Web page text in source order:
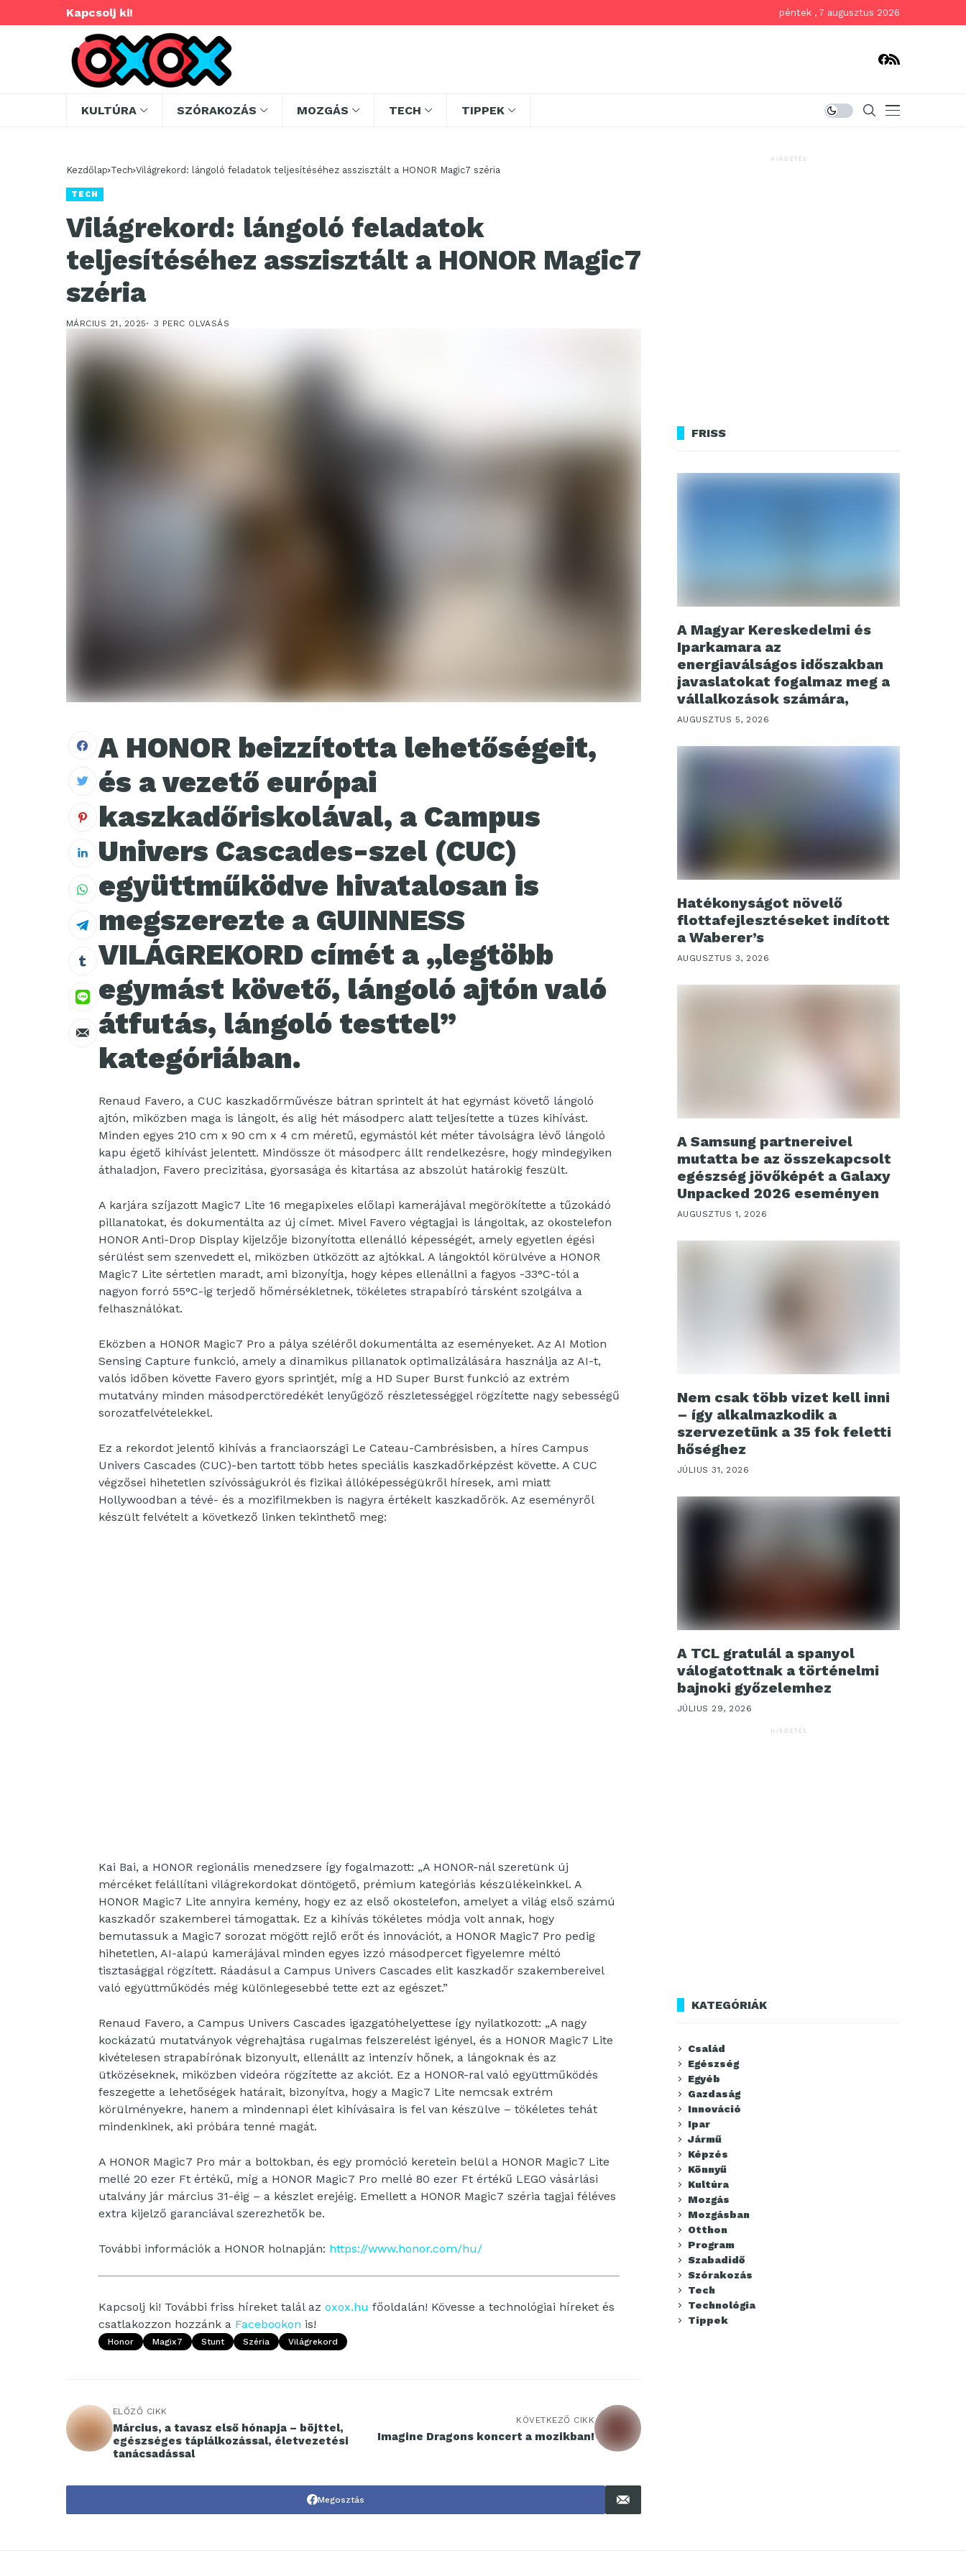
Kapcsolj ki! péntek , 7 augusztus 2026
KULTÚRA SZÓRAKOZÁS MOZGÁS TECH TIPPEK
Kezdőlap Tech Világrekord: lángoló feladatok teljesítéséhez asszisztált a HONOR Magic7 széria
TECH
Világrekord: lángoló feladatok
teljesítéséhez asszisztált a HONOR Magic7
széria
MÁRCIUS 21, 2025 3 PERC OLVASÁS
A HONOR beizzította lehetőségeit,
és a vezető európai
kaszkadőriskolával, a Campus
Univers Cascades-szel (CUC)
együttműködve hivatalosan is
megszerezte a GUINNESS
VILÁGREKORD címét a „legtöbb
egymást követő, lángoló ajtón való
átfutás, lángoló testtel”
kategóriában.
Renaud Favero, a CUC kaszkadőrművésze bátran sprintelt át hat egymást követő lángoló
ajtón, miközben maga is lángolt, és alig hét másodperc alatt teljesítette a tüzes kihívást.
Minden egyes 210 cm x 90 cm x 4 cm méretű, egymástól két méter távolságra lévő lángoló
kapu égető kihívást jelentett. Mindössze öt másodperc állt rendelkezésre, hogy mindegyiken
áthaladjon, Favero precizitása, gyorsasága és kitartása az abszolút határokig feszült.
A karjára szíjazott Magic7 Lite 16 megapixeles előlapi kamerájával megörökítette a tűzokádó
pillanatokat, és dokumentálta az új címet. Mivel Favero végtagjai is lángoltak, az okostelefon
HONOR Anti-Drop Display kijelzője bizonyította ellenálló képességét, amely egyetlen égési
sérülést sem szenvedett el, miközben ütközött az ajtókkal. A lángoktól körülvéve a HONOR
Magic7 Lite sértetlen maradt, ami bizonyítja, hogy képes ellenállni a fagyos -33°C-tól a
nagyon forró 55°C-ig terjedő hőmérsékletnek, tökéletes strapabíró társként szolgálva a
felhasználókat.
Eközben a HONOR Magic7 Pro a pálya széléről dokumentálta az eseményeket. Az AI Motion
Sensing Capture funkció, amely a dinamikus pillanatok optimalizálására használja az AI-t,
valós időben követte Favero gyors sprintjét, míg a HD Super Burst funkció az extrém
mutatvány minden másodperctöredékét lenyűgöző részletességgel rögzítette nagy sebességű
sorozatfelvételekkel.
Ez a rekordot jelentő kihívás a franciaországi Le Cateau-Cambrésisben, a híres Campus
Univers Cascades (CUC)-ben tartott több hetes speciális kaszkadőrképzést követte. A CUC
végzősei hihetetlen szívósságukról és fizikai állóképességükről híresek, ami miatt
Hollywoodban a tévé- és a mozifilmekben is nagyra értékelt kaszkadőrök. Az eseményről
készült felvételt a következő linken tekinthető meg:
Kai Bai, a HONOR regionális menedzsere így fogalmazott: „A HONOR-nál szeretünk új
mércéket felállítani világrekordokat döntögető, prémium kategóriás készülékeinkkel. A
HONOR Magic7 Lite annyira kemény, hogy ez az első okostelefon, amelyet a világ első számú
kaszkadőr szakemberei támogattak. Ez a kihívás tökéletes módja volt annak, hogy
bemutassuk a Magic7 sorozat mögött rejlő erőt és innovációt, a HONOR Magic7 Pro pedig
hihetetlen, AI-alapú kamerájával minden egyes izzó másodpercet figyelemre méltó
tisztasággal rögzített. Ráadásul a Campus Univers Cascades elit kaszkadőr szakembereivel
való együttműködés még különlegesebbé tette ezt az egészet.”
Renaud Favero, a Campus Univers Cascades igazgatóhelyettese így nyilatkozott: „A nagy
kockázatú mutatványok végrehajtása rugalmas felszerelést igényel, és a HONOR Magic7 Lite
kivételesen strapabírónak bizonyult, ellenállt az intenzív hőnek, a lángoknak és az
ütközéseknek, miközben videóra rögzítette az akciót. Ez a HONOR-ral való együttműködés
feszegette a lehetőségek határait, bizonyítva, hogy a Magic7 Lite nemcsak extrém
körülményekre, hanem a mindennapi élet kihívásaira is fel van készülve – tökéletes tehát
mindenkinek, aki próbára tenné magát.
A HONOR Magic7 Pro már a boltokban, és egy promóció keretein belül a HONOR Magic7 Lite
mellé 20 ezer Ft értékű, míg a HONOR Magic7 Pro mellé 80 ezer Ft értékű LEGO vásárlási
utalvány jár március 31-éig – a készlet erejéig. Emellett a HONOR Magic7 széria tagjai féléves
extra kijelző garanciával szerezhetők be.
További információk a HONOR holnapján: https://www.honor.com/hu/
Kapcsolj ki! További friss híreket talál az oxox.hu főoldalán! Kövesse a technológiai híreket és
csatlakozzon hozzánk a Facebookon is!
Honor Magix7 Stunt Széria Világrekord
ELŐZŐ CIKK
Március, a tavasz első hónapja – böjttel,
egészséges táplálkozással, életvezetési
tanácsadással
KÖVETKEZŐ CIKK
Imagine Dragons koncert a mozikban!
Megosztás
HIRDETÉS
FRISS
A Magyar Kereskedelmi és
Iparkamara az
energiaválságos időszakban
javaslatokat fogalmaz meg a
vállalkozások számára,
AUGUSZTUS 5, 2026
Hatékonyságot növelő
flottafejlesztéseket indított
a Waberer’s
AUGUSZTUS 3, 2026
A Samsung partnereivel
mutatta be az összekapcsolt
egészség jövőképét a Galaxy
Unpacked 2026 eseményen
AUGUSZTUS 1, 2026
Nem csak több vizet kell inni
– így alkalmazkodik a
szervezetünk a 35 fok feletti
hőséghez
JÚLIUS 31, 2026
A TCL gratulál a spanyol
válogatottnak a történelmi
bajnoki győzelemhez
JÚLIUS 29, 2026
HIRDETÉS
KATEGÓRIÁK
Család
Egészség
Egyéb
Gazdaság
Innováció
Ipar
Jármű
Képzés
Könnyű
Kultúra
Mozgás
Mozgásban
Otthon
Program
Szabadidő
Szórakozás
Tech
Technológia
Tippek